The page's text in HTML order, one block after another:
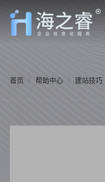
首页 / 帮助中心 / 建站技巧